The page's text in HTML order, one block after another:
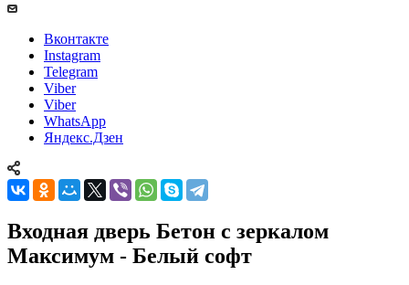
Вконтакте
Instagram
Telegram
Viber
Viber
WhatsApp
Яндекс.Дзен
Входная дверь Бетон с зеркалом
Максимум - Белый софт